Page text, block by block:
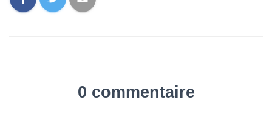
0 commentaire